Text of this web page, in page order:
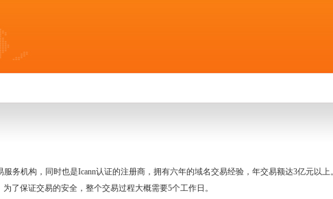
服务机构，同时也是Icann认证的注册商，拥有六年的域名交易经验，年交易额达3亿元以
了保证交易的安全，整个交易过程大概需要5个工作日。